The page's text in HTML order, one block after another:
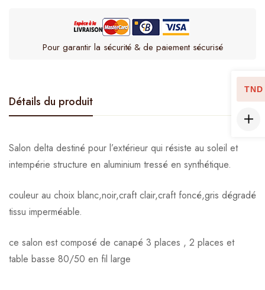
Pour garantir la sécurité & de paiement sécurisé
Détails du produit
Salon delta destiné pour l’extérieur qui résiste au soleil et
intempérie structure en aluminium tressé en synthétique.
couleur au choix blanc,noir,craft clair,craft foncé,gris dégradé
tissu imperméable.
ce salon est composé de canapé 3 places , 2 places et
table basse 80/50 en fil large
TND